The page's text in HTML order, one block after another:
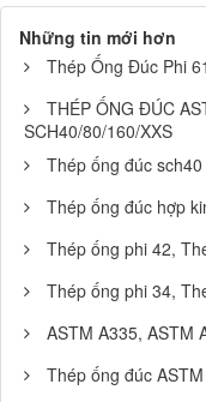
Những tin mới hơn
Thép Ống Đúc Phi
THÉP ỐNG ĐÚC
SCH40/80/160/XXS
Thép ống đúc sch40
Thép ống đúc hợp
Thép ống phi 42,
Thép ống phi 34,
ASTM A335, ASTM
Thép ống đúc